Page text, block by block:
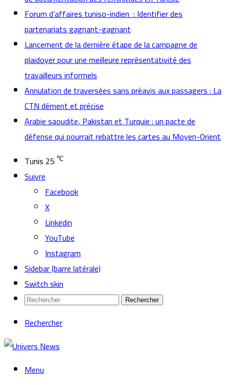
Forum d’affaires tuniso-indien : Identifier des
partenariats gagnant-gagnant
Lancement de la dernière étape de la campagne de
plaidoyer pour une meilleure représentativité des
travailleurs informels
Annulation de traversées sans préavis aux passagers : La
CTN dément et précise
Arabie saoudite, Pakistan et Turquie : un pacte de
défense qui pourrait rebattre les cartes au Moyen-Orient
Tunis 25 ℃
Suivre
Facebook
X
Linkedin
YouTube
Instagram
Sidebar (barre latérale)
Switch skin
Rechercher
Rechercher
Menu